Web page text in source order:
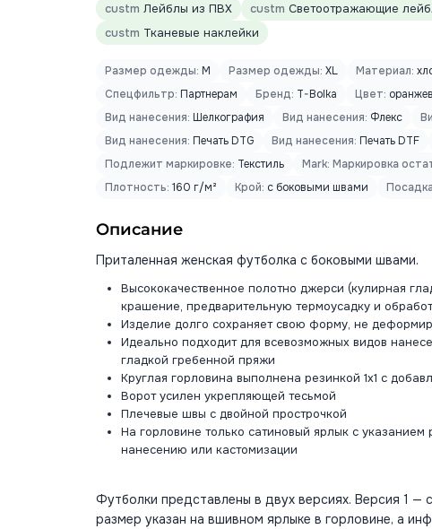
custm Лейблы из ПВХ custm Светоотражающие
custm Тканевые наклейки
Размер одежды: M Размер одежды: XL Материал:
Спецфильтр: Партнерам Бренд: T-Bolka Цвет:
Вид нанесения: Шелкография Вид нанесения: Флекс
Вид нанесения: Печать DTG Вид нанесения: Печать DTF
Подлежит маркировке: Текстиль Mark: Маркировка
Плотность: 160 г/м² Крой: с боковыми швами
Описание
Приталенная женская футболка с боковыми швами.
Высококачественное полотно джерси (кулирная
крашение, предварительную термоусадку и
Изделие долго сохраняет свою форму, не
Идеально подходит для всевозможных видов
гладкой гребенной пряжи
Круглая горловина выполнена резинкой 1x1 с
Ворот усилен укрепляющей тесьмой
Плечевые швы с двойной прострочкой
На горловине только сатиновый ярлык с
нанесению или кастомизации
Футболки представлены в двух версиях. Версия 1 —
размер указан на вшивном ярлыке в горловине, а